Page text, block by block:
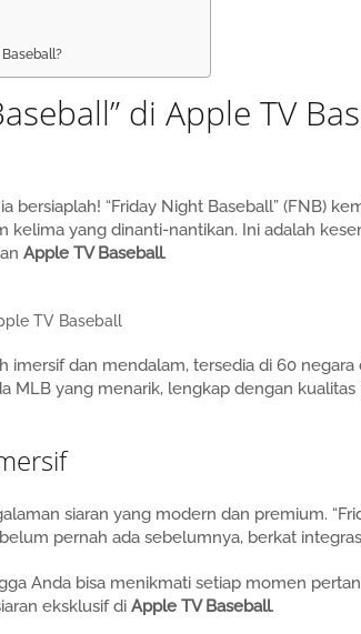
di Apple TV
“Friday Night Baseball” (FNB)
kelima yang dinanti-nantikan. Ini adalah
Apple TV Baseball.
TV Baseball
dan mendalam, tersedia di 60 negara
MLB yang menarik, lengkap dengan
siaran yang modern dan premium.
pernah ada sebelumnya, berkat
Anda bisa menikmati setiap momen
eksklusif di Apple TV Baseball.